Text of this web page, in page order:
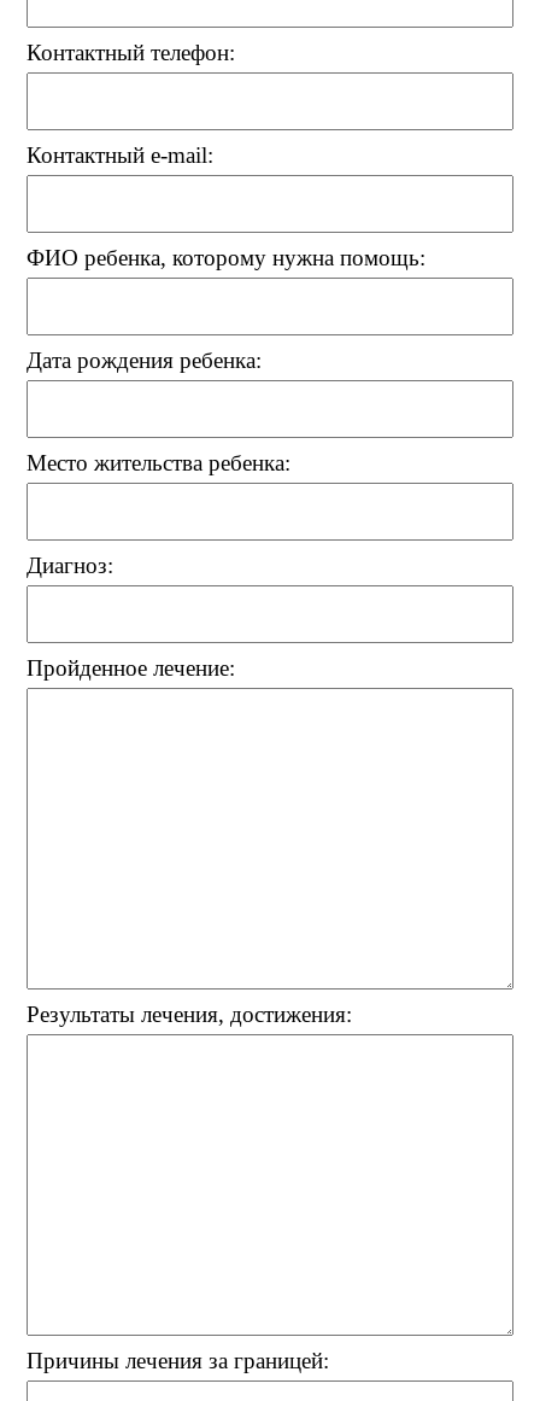
Контактный телефон:
Контактный e-mail:
ФИО ребенка, которому нужна помощь:
Дата рождения ребенка:
Место жительства ребенка:
Диагноз:
Пройденное лечение:
Результаты лечения, достижения:
Причины лечения за границей: